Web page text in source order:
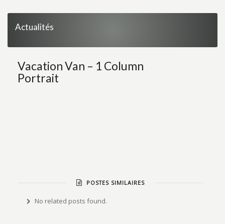
Actualités
Vacation Van – 1 Column
Portrait
POSTES SIMILAIRES
No related posts found.